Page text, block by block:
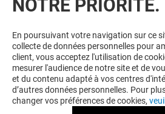
NOTRE PRIORITÉ.
En poursuivant votre navigation sur ce
collecte de données personnelles pour
client, vous acceptez l'utilisation de
mesurer l'audience de notre site et de
et du contenu adapté à vos centres
d’autres données personnelles. Pour
changer vos préférences de cookies,